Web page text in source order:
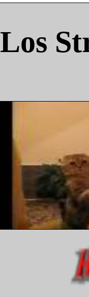
Los